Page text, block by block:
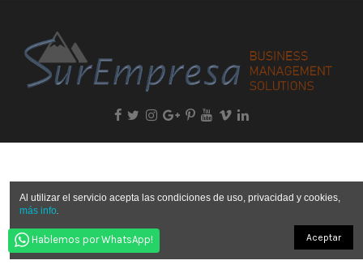
Hablemos por WhatsApp!
Al utilizar el servicio acepta las condiciones de uso, privacidad y cookies,
más info.
Aceptar